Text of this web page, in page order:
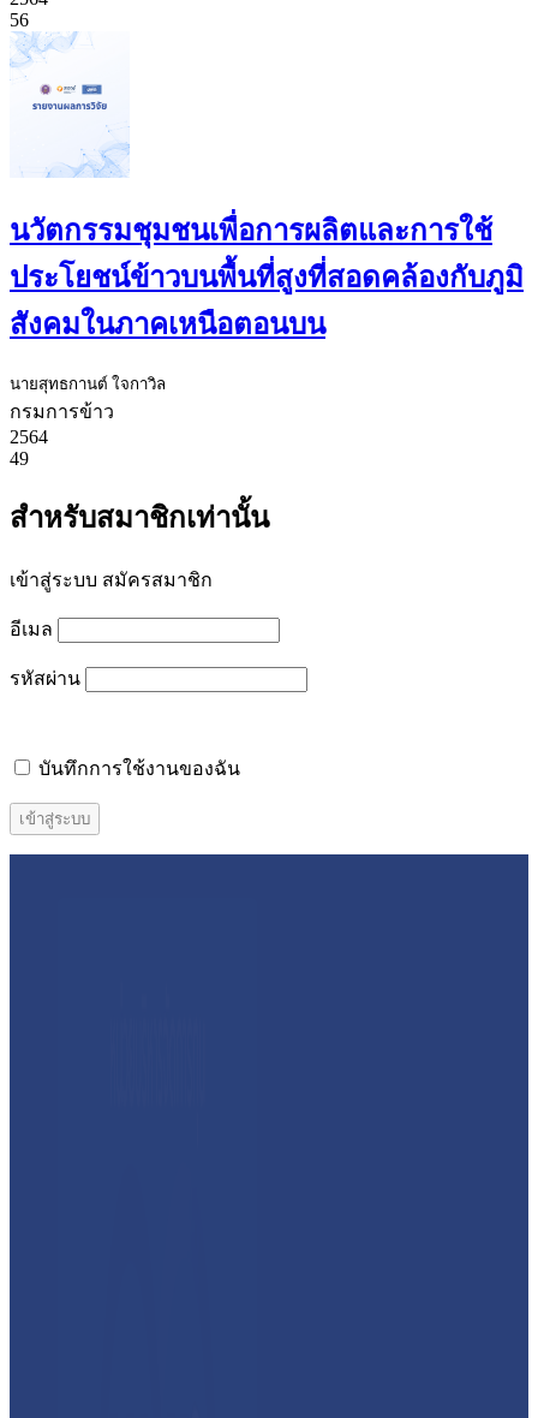
56
นวัตกรรมชุมชนเพื่อการผลิตและการใช้
ประโยชน์ข้าวบนพื้นที่สูงที่สอดคล้องกับภูมิ
สังคมในภาคเหนือตอนบน
นายสุทธกานต์ ใจกาวิล
กรมการข้าว
2564
49
สำหรับสมาชิกเท่านั้น
เข้าสู่ระบบ สมัครสมาชิก
อีเมล
รหัสผ่าน
บันทึกการใช้งานของฉัน